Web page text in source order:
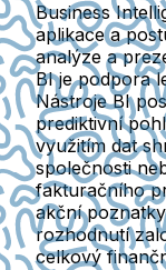
Business
aplikace a
analýze a
BI je podpora
Nástroje BI
prediktivní
využitím dat
společnosti
fakturačního
akční
rozhodnutí
celkový